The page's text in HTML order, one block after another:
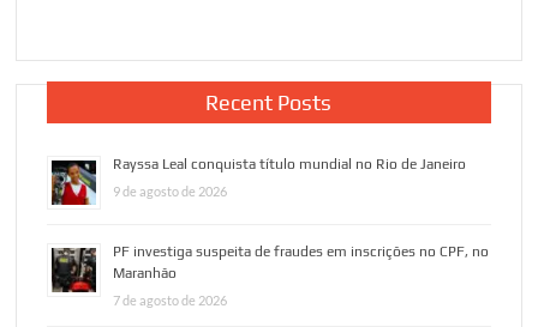
Recent Posts
Rayssa Leal conquista título mundial no Rio de Janeiro
9 de agosto de 2026
PF investiga suspeita de fraudes em inscrições no CPF, no
Maranhão
7 de agosto de 2026